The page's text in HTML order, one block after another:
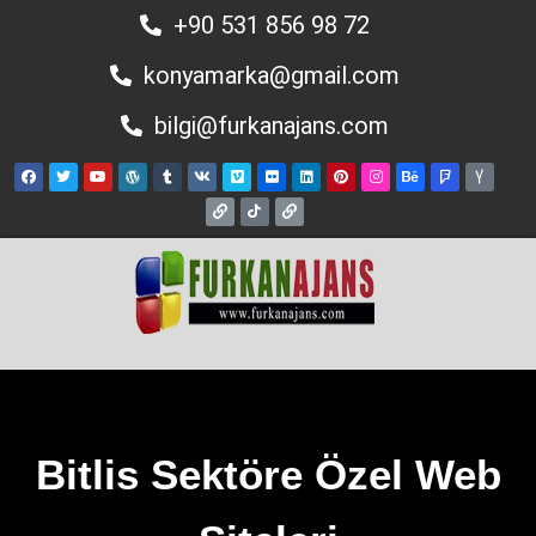
+90 531 856 98 72
konyamarka@gmail.com
bilgi@furkanajans.com
Bitlis Sektöre Özel Web